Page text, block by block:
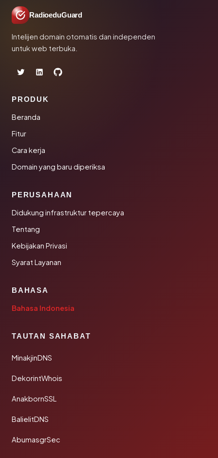
RadioeduGuard
Intelijen domain otomatis dan independen
untuk web terbuka.
PRODUK
Beranda
Fitur
Cara kerja
Domain yang baru diperiksa
PERUSAHAAN
Didukung infrastruktur tepercaya
Tentang
Kebijakan Privasi
Syarat Layanan
BAHASA
Bahasa Indonesia
TAUTAN SAHABAT
MinakjinDNS
DekorintWhois
AnakbornSSL
BalielitDNS
AbumasgrSec